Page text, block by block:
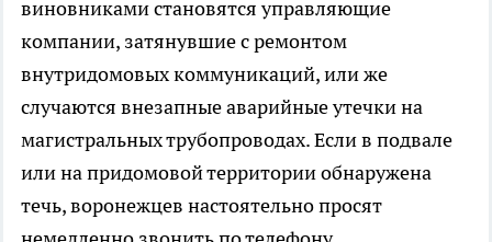
виновниками становятся управляющие
компании, затянувшие с ремонтом
внутридомовых коммуникаций, или же
случаются внезапные аварийные утечки на
магистральных трубопроводах. Если в подвале
или на придомовой территории обнаружена
течь, воронежцев настоятельно просят